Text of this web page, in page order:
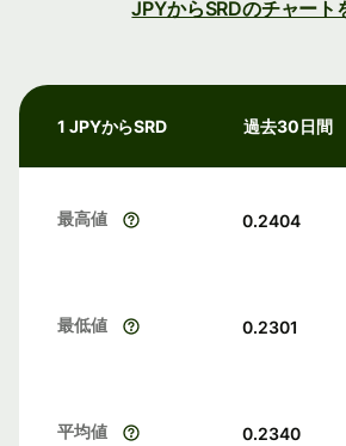
JPYからSRDのチャート
1 JPYからSRD 過去30日間
最高値 0.2404
最低値 0.2301
平均値 0.2340